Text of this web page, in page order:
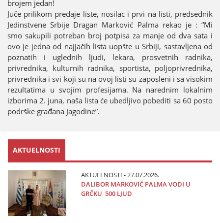
brojem jedan!
Juče prilikom predaje liste, nosilac i prvi na listi, predsednik
Jedinstvene Srbije Dragan Marković Palma rekao je : “Mi
smo sakupili potreban broj potpisa za manje od dva sata i
ovo je jedna od najjačih lista uopšte u Srbiji, sastavljena od
poznatih i uglednih ljudi, lekara, prosvetnih radnika,
privrednika, kulturnih radnika, sportista, poljoprivrednika,
privrednika i svi koji su na ovoj listi su zaposleni i sa visokim
rezultatima u svojim profesijama. Na narednim lokalnim
izborima 2. juna, naša lista će ubedljivo pobediti sa 60 posto
podrške građana Jagodine”.
AKTUELNOSTI
AKTUELNOSTI - 27.07.2026.
DALIBOR MARKOVIĆ PALMA VODI U
GRČKU 500 LJUD